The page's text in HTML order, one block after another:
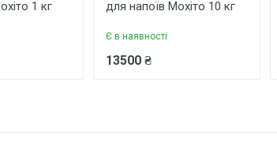
1 кг
для напоїв Мохіто 10 кг
Є в наявності
13500 ₴